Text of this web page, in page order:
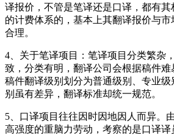
译报价，不管是笔译还是口译，都有
的计费体系的，基本上其翻译报价与
合理。
4 、关于笔译项目：笔译项目分类繁杂
致，分类有明，翻译公司会根据稿件
稿件翻译级别划分为普通级别、专业
别虽有差异，翻译标准却统一规范。
5 、口译项目往往因时因地因人而异。
高强度的重脑力劳动，考察的是口译